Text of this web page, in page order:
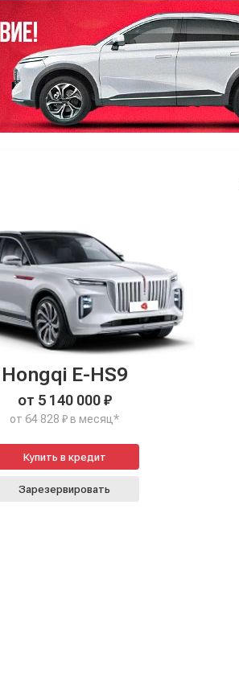
Hongqi E-HS9
от 5 140 000 ₽
от 64 828 ₽ в месяц*
Купить в кредит
Зарезервировать